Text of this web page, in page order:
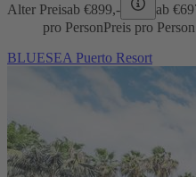
Alter Preisab €899,- ab €
pro PersonPreis pro Person
BLUESEA Puerto Resort